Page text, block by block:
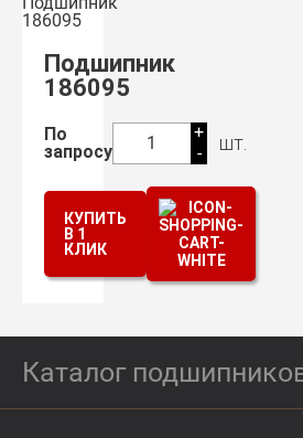
Каталог
Подшипник
186095
По
запросу
1
+
-
шт.
КУПИТЬ
В 1
КЛИК